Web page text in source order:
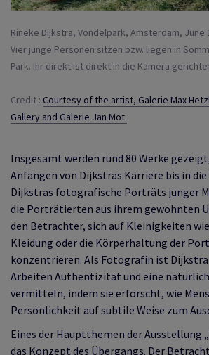
Rineke Dijkstra, Vondelpark, Amsterdam, June
Vier junge Personen sitzen bzw. liegen in
Park. Ihr direkt ist direkt in die Kamera
Credit : Courtesy of the artist, Galerie Max
Gallery and Galerie Jan Mot
Insgesamt werden rund 80 Werke
Anfängen von Dijkstras Karriere bis in
Dijkstras fotografische Porträts junger
die Porträtierten aus ihrem gewohnten
den Betrachter, sich auf Kleinigkeiten
Kleidung oder die Körperhaltung der
konzentrieren. Als Fotografin ist
Arbeiten Authentizität und eine
vermitteln, indem sie erforscht, wie
Persönlichkeit auf subtile Weise zum
Eines der Hauptthemen der Ausstellung
das Konzept des Übergangs. Der